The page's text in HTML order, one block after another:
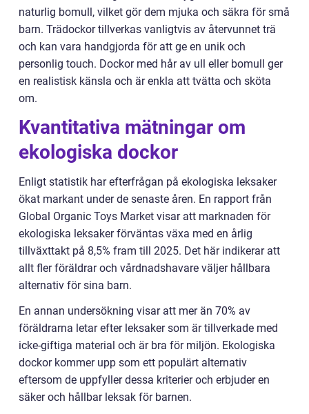
naturlig bomull, vilket gör dem mjuka och säkra för små
barn. Trädockor tillverkas vanligtvis av återvunnet trä
och kan vara handgjorda för att ge en unik och
personlig touch. Dockor med hår av ull eller bomull ger
en realistisk känsla och är enkla att tvätta och sköta
om.
Kvantitativa mätningar om
ekologiska dockor
Enligt statistik har efterfrågan på ekologiska leksaker
ökat markant under de senaste åren. En rapport från
Global Organic Toys Market visar att marknaden för
ekologiska leksaker förväntas växa med en årlig
tillväxttakt på 8,5% fram till 2025. Det här indikerar att
allt fler föräldrar och vårdnadshavare väljer hållbara
alternativ för sina barn.
En annan undersökning visar att mer än 70% av
föräldrarna letar efter leksaker som är tillverkade med
icke-giftiga material och är bra för miljön. Ekologiska
dockor kommer upp som ett populärt alternativ
eftersom de uppfyller dessa kriterier och erbjuder en
säker och hållbar leksak för barnen.